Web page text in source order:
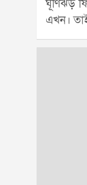
ঘূর্ণিঝড়
এখন।